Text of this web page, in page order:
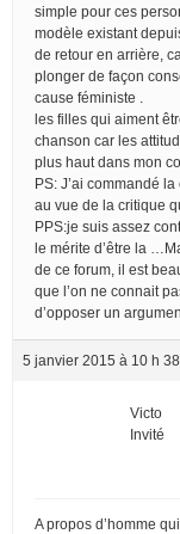
simple pour ces
modèle existant
de retour en arrière,
plonger de façon
cause féministe .
les filles qui aiment
chanson car les
plus haut dans mon
PS: J’ai commandé
au vue de la critique
PPS:je suis assez
le mérite d’être la
de ce forum, il est
que l’on ne connait
d’opposer un
5 janvier 2015 à 10 h
Victo
Invité
A propos d’homme